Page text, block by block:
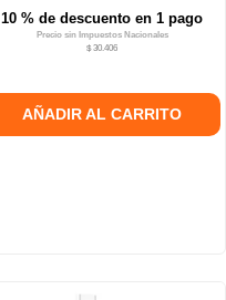
10 % de descuento en 1 pago
Precio sin Impuestos Nacionales
$ 30.406
AÑADIR AL CARRITO